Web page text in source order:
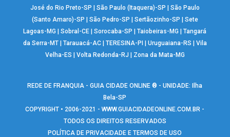
José do Rio Preto-SP | São Paulo (Itaquera)-SP | São Paulo
(Santo Amaro)-SP | São Pedro-SP | Sertãozinho-SP | Sete
Lagoas-MG |Sobral-CE |Sorocaba-SP |Taiobeiras-MG |Tangará
da Serra-MT| Tarauacá-AC| TERESINA-PI | Uruguaiana-RS | Vila
Velha-ES | Volta Redonda-RJ | Zona da Mata-MG
REDE DE FRANQUIA - GUIA CIDADE ONLINE ® - UNIDADE: Ilha
Bela-SP
COPYRIGHT • 2006-2021 -WWW.GUIACIDADEONLINE.COM.BR -
TODOS OS DIREITOS RESERVADOS
POLÍTICA DE PRIVACIDADE E TERMOS DE USO